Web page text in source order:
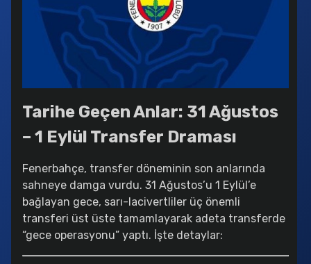
Tarihe Geçen Anlar: 31 Ağustos
– 1 Eylül Transfer Draması
Fenerbahçe, transfer döneminin son anlarında
sahneye damga vurdu. 31 Ağustos’u 1 Eylül’e
bağlayan gece, sarı-lacivertliler üç önemli
transferi üst üste tamamlayarak adeta transferde
“gece operasyonu” yaptı. İşte detaylar:
Fenerbahçe’de Mourinho Dönemi Resmen Sona Erdi!
2025-08-29 18:39:29
2025-08-27 11:54:47
2025-08-27 11:20:03
Beşiktaş Transferde Hız Kesmiyor:
2025-08-27 11:17:20